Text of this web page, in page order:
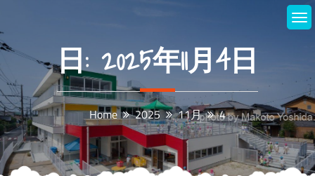
content
日:2025年11月4日
Home 2025 11月 4